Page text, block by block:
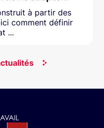
à partir des
comment définir
...